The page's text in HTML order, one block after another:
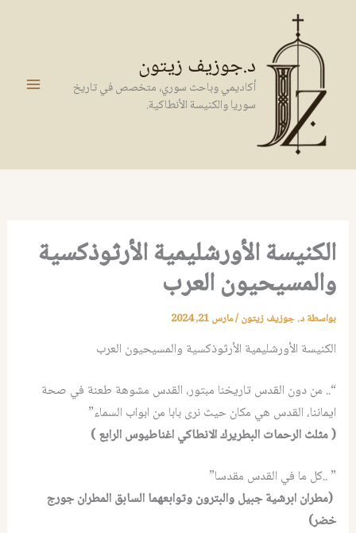
المحتوى
د.جوزيف زيتون
أكاديمي وباحث سوري، متخصص في تاريخ
سوريا والكنيسة الأنطاكية.
الكنيسة الأورشليمية الأرثوذكسية
والمسيحيون العرب
بواسطةد. جوزيف زيتون/مارس 21, 2024
الكنيسة الأورشليمية الأرثوذكسية والمسيحيون العرب
“.. من دون القدس تاريخنا مبتور، القدس مشوهة طعنة في صحة
ايماننا، القدس هي مكان حيث نرى بابا من ابواب السماء”
( مثلث الرحمات البطريرك الانطاكي اغناطيوس الرابع )
” ..كل ما في القدس مقدسا”
(مطران ابرشية جبيل والبترون وتوابعهما السابق المطران جورج
خضر)